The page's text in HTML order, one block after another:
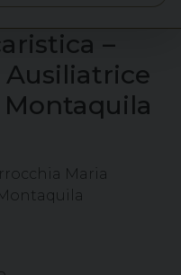
–
Montaquila
Maria